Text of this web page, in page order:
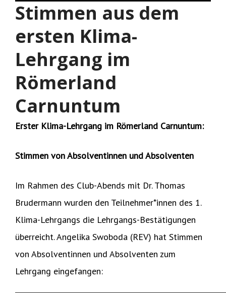
Stimmen aus dem
ersten Klima-
Lehrgang im
Römerland
Carnuntum
Erster Klima-Lehrgang im Römerland Carnuntum:
Stimmen von Absolventinnen und Absolventen
Im Rahmen des Club-Abends mit Dr. Thomas
Brudermann wurden den Teilnehmer*innen des 1.
Klima-Lehrgangs die Lehrgangs-Bestätigungen
überreicht. Angelika Swoboda (REV) hat Stimmen
von Absolventinnen und Absolventen zum
Lehrgang eingefangen: